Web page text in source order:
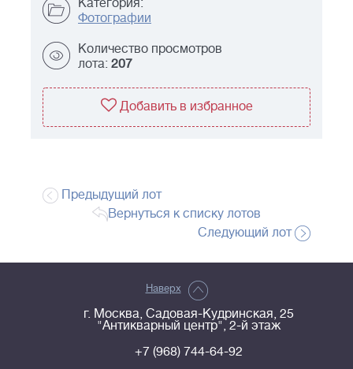
Категория:
Фотографии
Количество просмотров
лота: 207
Добавить в избранное
Предыдущий лот
Вернуться к списку лотов
Следующий лот
Наверх
г. Москва, Садовая-Кудринская, 25
"Антикварный центр", 2-й этаж
+7 (968) 744-64-92